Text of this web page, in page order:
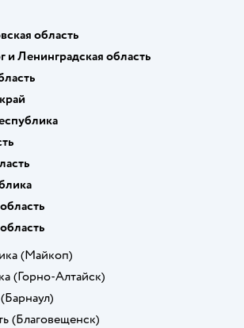
область
и Ленинградская область
(Майкоп)
(Горно-Алтайск)
(Барнаул)
(Благовещенск)